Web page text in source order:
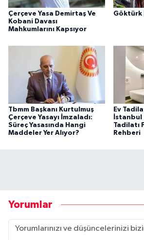
Çerçeve Yasa Demirtaş Ve
Kobani Davası
Mahkumlarını Kapsıyor
Göktürk
Tbmm Başkanı Kurtulmuş
Çerçeve Yasayı İmzaladı:
Süreç Yasasında Hangi
Maddeler Yer Alıyor?
Ev
İstanbul
Tadilatı
Rehberi
Yorumlar